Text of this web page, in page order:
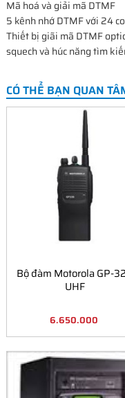
Mã hoá và giải mã DTMF
5 kênh nhớ DTMF với 24
Thiết bị giãi mã DTMF
squech và húc năng tìm
CÓ THỂ BẠN QUAN
Bộ đàm Motorola GP-
UHF
6.650.000